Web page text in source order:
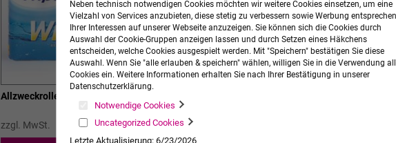
Allzweckrollen
zzgl. MwSt. 33,30 €
Neben technisch notwendigen Cookies möchten wir weitere Cookies einsetzen, um eine
Vielzahl von Services anzubieten, diese stetig zu verbessern sowie Werbung
Ihrer Interessen auf unserer Webseite anzuzeigen. Sie können sich die Cookies durch
Auswahl der Cookie-Gruppen anzeigen lassen und durch Setzen eines Häkchens
entscheiden, welche Cookies ausgespielt werden. Mit "Speichern" bestätigen Sie diese
Auswahl. Wenn Sie "alle erlauben & speichern" wählen, willigen Sie in die Verwendung
Cookies ein. Weitere Informationen erhalten Sie nach Ihrer Bestätigung in unserer
Datenschutzerklärung.
Notwendige Cookies
Uncategorized Cookies
Letzte Aktualisierung: 6/23/2026